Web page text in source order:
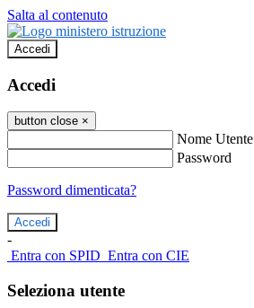
Salta al contenuto
Accedi
Accedi
button close ×
Nome Utente
Password
Password dimenticata?
-
Entra con SPID Entra con CIE
Seleziona utente